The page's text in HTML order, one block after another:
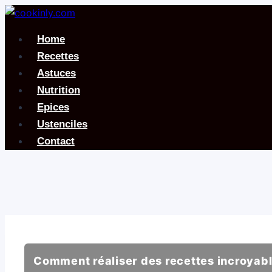
Aller
contenuHome
Recettes
Astuces
Nutrition
Epices
Ustenciles
Contact
Comment réaliser des recettes